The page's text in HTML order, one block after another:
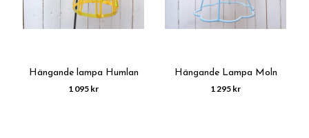
Hängande lampa Humlan
1 095 kr
Hängande Lampa Moln
1 295 kr